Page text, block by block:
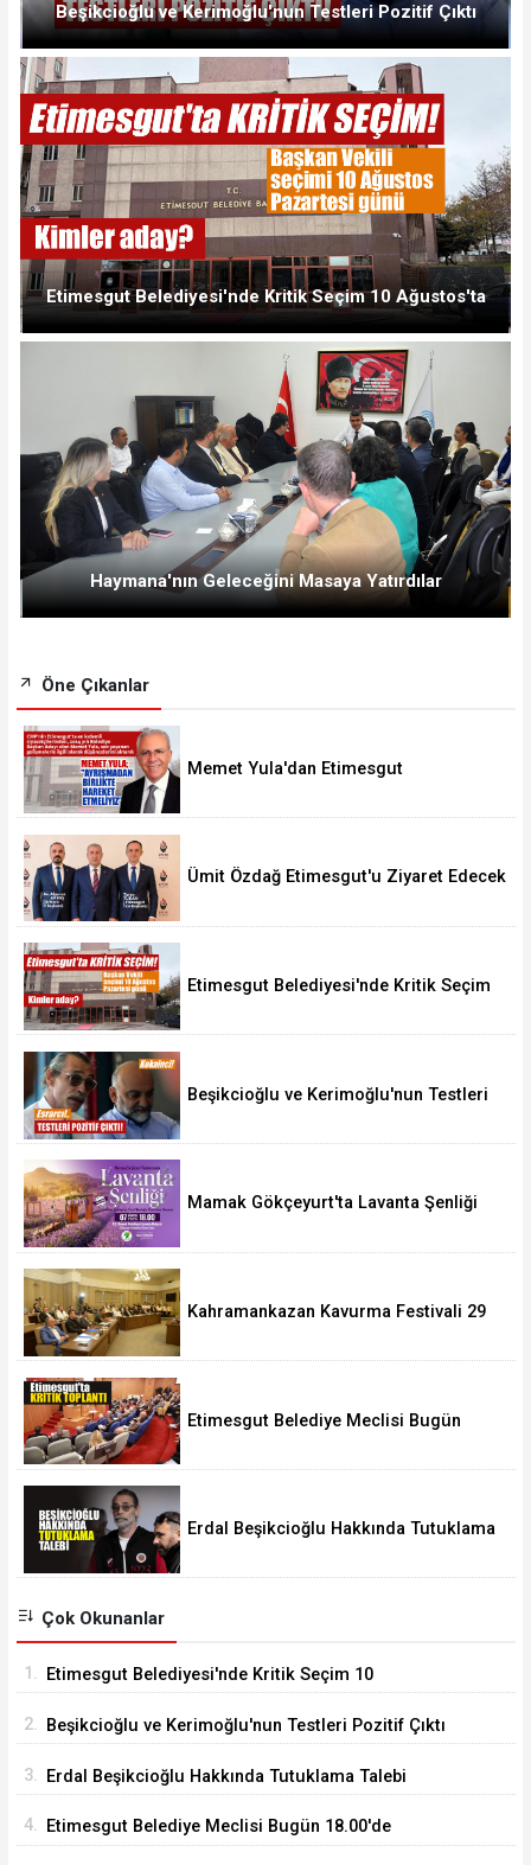
Beşikcioğlu ve Kerimoğlu'nun Testleri Pozitif Çıktı
Etimesgut Belediyesi'nde Kritik Seçim 10 Ağustos'ta
Haymana'nın Geleceğini Masaya Yatırdılar
Öne Çıkanlar
Memet Yula'dan Etimesgut
Ümit Özdağ Etimesgut'u Ziyaret Edecek
Etimesgut Belediyesi'nde Kritik Seçim
Beşikcioğlu ve Kerimoğlu'nun Testleri
Mamak Gökçeyurt'ta Lavanta Şenliği
Kahramankazan Kavurma Festivali 29
Etimesgut Belediye Meclisi Bugün
Erdal Beşikcioğlu Hakkında Tutuklama
Çok Okunanlar
1. Etimesgut Belediyesi'nde Kritik Seçim 10
2. Beşikcioğlu ve Kerimoğlu'nun Testleri Pozitif Çıktı
3. Erdal Beşikcioğlu Hakkında Tutuklama Talebi
4. Etimesgut Belediye Meclisi Bugün 18.00'de